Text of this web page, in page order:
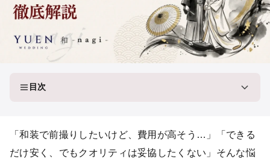
目次
「和装で前撮りしたいけど、費用が高そう…」「できる
だけ安く、でもクオリティは妥協したくない」そんな悩